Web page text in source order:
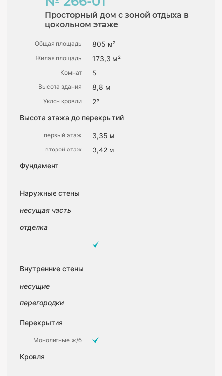
Просторный дом с зоной отдыха в
цокольном этаже
Общая площадь 805 м²
Жилая площадь 173,3 м²
Комнат 5
Высота здания 8,8 м
Уклон кровли
2°
Высота этажа до перекрытий
первый этаж 3,35 м
второй этаж
3,42 м
Фундамент
Наружные стены
несущая часть
отделка
Внутренние стены
несущие
перегородки
Перекрытия
Монолитные ж/б
Кровля